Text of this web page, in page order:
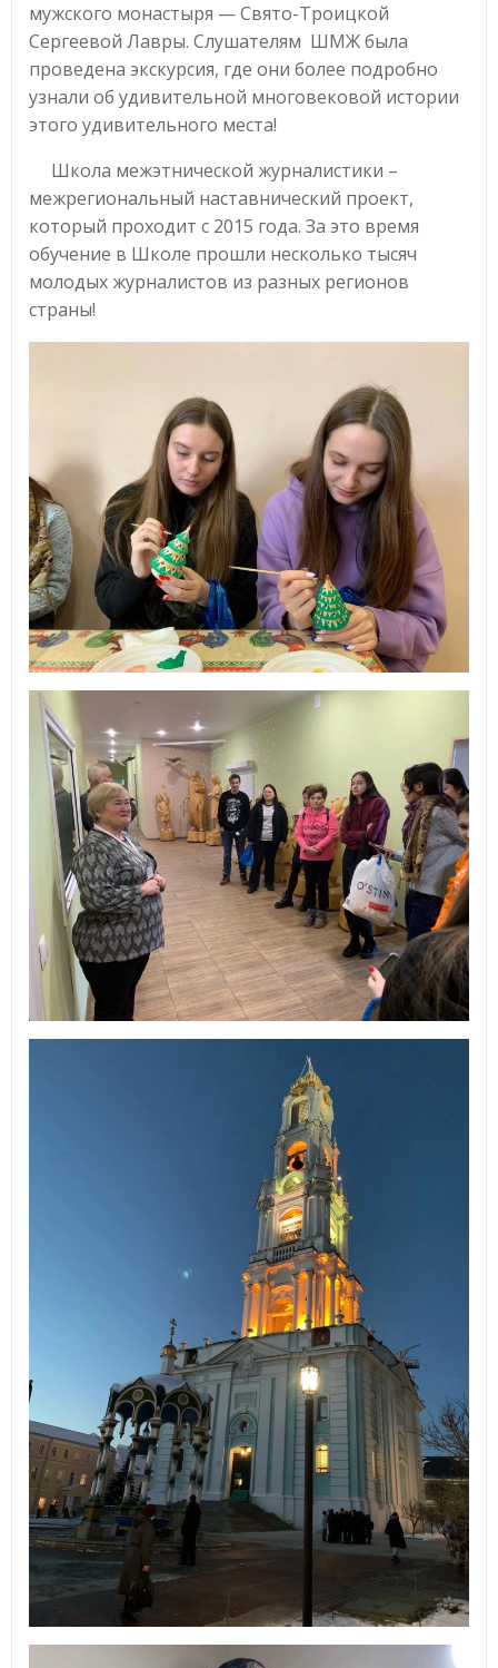
мужского монастыря — Свято-Троицкой
Сергеевой Лавры. Слушателям ШМЖ была
проведена экскурсия, где они более подробно
узнали об удивительной многовековой истории
этого удивительного места!
Школа межэтнической журналистики –
межрегиональный наставнический проект,
который проходит с 2015 года. За это время
обучение в Школе прошли несколько тысяч
молодых журналистов из разных регионов
страны!